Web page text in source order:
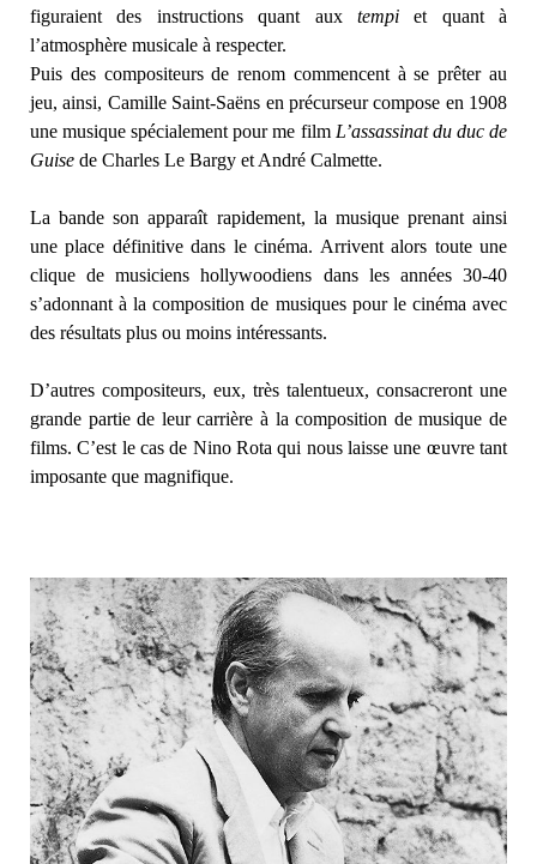
figuraient des instructions quant aux tempiet quant à
l’atmosphère musicale à respecter.
Puis des compositeurs de renom commencent à se prêter au
jeu, ainsi, Camille Saint-Saëns en précurseur compose en 1908
une musique spécialement pour me film L’assassinat du duc de
Guise de Charles Le Bargy et André Calmette.
La bande son apparaît rapidement, la musique prenant ainsi
une place définitive dans le cinéma. Arrivent alors toute une
clique de musiciens hollywoodiens dans les années 30-40
s’adonnant à la composition de musiques pour le cinéma avec
des résultats plus ou moins intéressants.
D’autres compositeurs, eux, très talentueux, consacreront une
grande partie de leur carrière à la composition de musique de
films. C’est le cas de Nino Rota qui nous laisse une œuvre tant
imposante que magnifique.